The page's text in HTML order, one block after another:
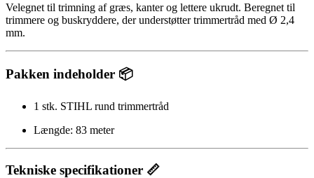
Velegnet til trimning af græs, kanter og lettere ukrudt. Beregnet til
trimmere og buskryddere, der understøtter trimmertråd med Ø 2,4
mm.
Pakken indeholder 📦
1 stk. STIHL rund trimmertråd
Længde: 83 meter
Tekniske specifikationer 📏